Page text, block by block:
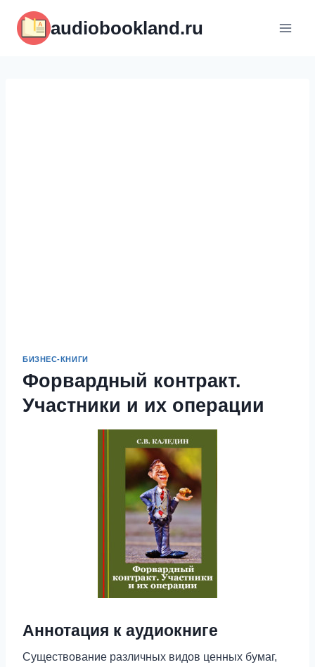
содержимому
audiobookland.ru
БИЗНЕС-КНИГИ
Форвардный контракт.
Участники и их операции
Аннотация к аудиокниге
Существование различных видов ценных бумаг,